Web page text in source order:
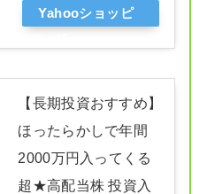
Yahooショッピ
【長期投資おすすめ】
ほったらかしで年間
2000万円入ってくる
超★高配当株 投資入